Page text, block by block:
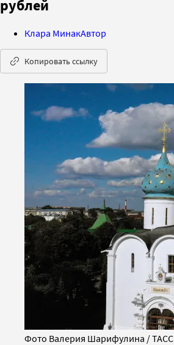
рублей
Клара МинакАвтор
Копировать ссылку
Фото Валерия Шарифулина / ТАСС